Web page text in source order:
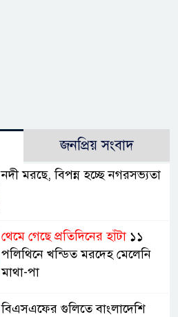
জনপ্রিয় সংবাদ
নদী মরছে, বিপন্ন হচ্ছে নগরসভ্যতা
থেমে গেছে প্রতিদিনের হাঁটা১১
পলিথিনে খন্ডিত মরদেহ মেলেনি
মাথা-পা
বিএসএফের গুলিতে বাংলাদেশি